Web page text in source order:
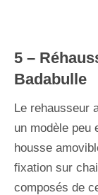
5 –
Badabulle
Le rehausseur
un modèle peu
housse
fixation sur
composés de